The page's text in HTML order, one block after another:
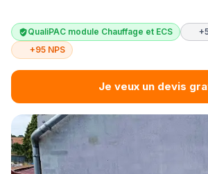
QualiPAC module Chauffage et ECS
+95 NPS
Je veux un devis